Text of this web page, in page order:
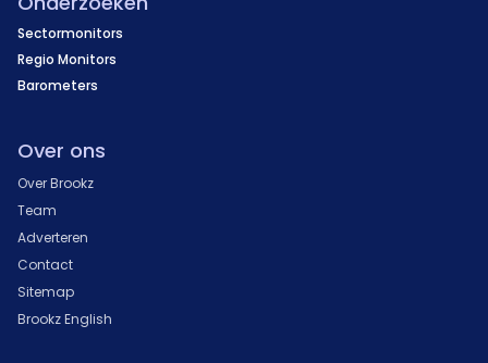
Sectormonitors
Regio Monitors
Barometers
Over ons
Over Brookz
Team
Adverteren
Contact
Sitemap
Brookz English